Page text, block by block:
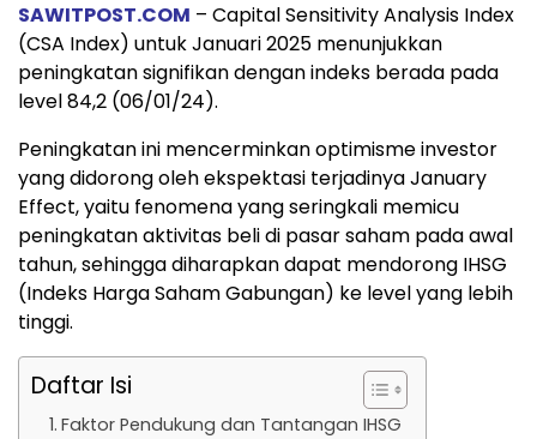
SAWITPOST.COM – Capital Sensitivity Analysis Index
(CSA Index) untuk Januari 2025 menunjukkan
peningkatan signifikan dengan indeks berada pada
level 84,2 (06/01/24).
Peningkatan ini mencerminkan optimisme investor
yang didorong oleh ekspektasi terjadinya January
Effect, yaitu fenomena yang seringkali memicu
peningkatan aktivitas beli di pasar saham pada awal
tahun, sehingga diharapkan dapat mendorong IHSG
(Indeks Harga Saham Gabungan) ke level yang lebih
tinggi.
Daftar Isi
Faktor Pendukung dan Tantangan IHSG